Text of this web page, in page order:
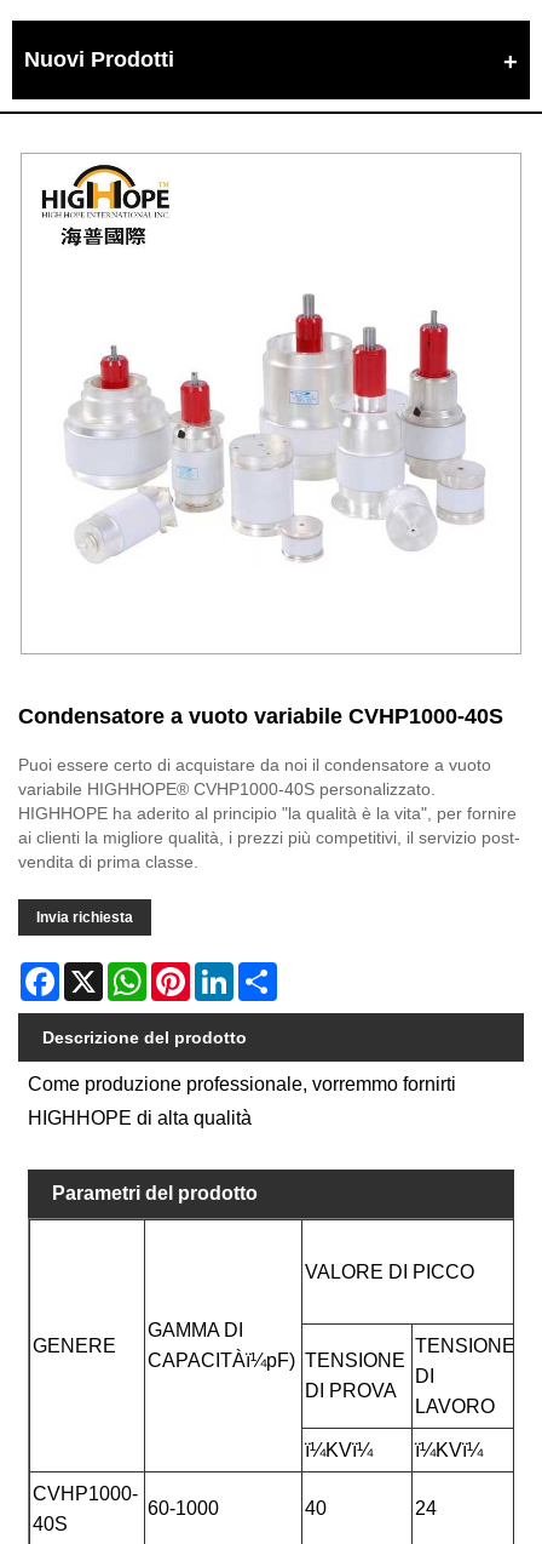
Nuovi Prodotti
Condensatore a vuoto variabile CVHP1000-40S
Puoi essere certo di acquistare da noi il condensatore a vuoto
variabile HIGHHOPE® CVHP1000-40S personalizzato.
HIGHHOPE ha aderito al principio "la qualità è la vita", per fornire
ai clienti la migliore qualità, i prezzi più competitivi, il servizio post-
vendita di prima classe.
Invia richiesta
Facebook
X WhatsAppPinterestLinkedIn
Descrizione del prodotto
Come produzione professionale, vorremmo fornirti
HIGHHOPE di alta qualità
Parametri del prodotto
GENERE
GAMMA DI
CAPACITÀï¼pF)
VALORE DI PICCO
TENSIONE
DI PROVA
TENSIONE
DI
LAVORO
ï¼KVï¼ ï¼KVï¼
CVHP1000-
40S
60-1000 40 24